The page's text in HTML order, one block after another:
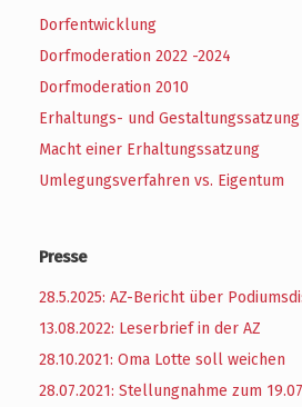
Dorfentwicklung
Dorfmoderation 2022 -2024
Dorfmoderation 2010
Erhaltungs- und Gestaltungssatzung
Macht einer Erhaltungssatzung
Umlegungsverfahren vs. Eigentum
Presse
28.5.2025: AZ-Bericht über
13.08.2022: Leserbrief in der AZ
28.10.2021: Oma Lotte soll weichen
28.07.2021: Stellungnahme zum